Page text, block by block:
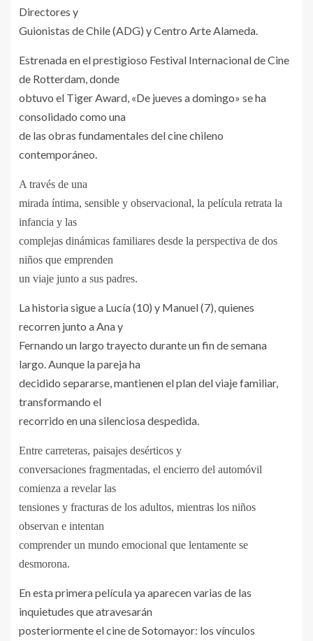
Directores y
Guionistas de Chile (ADG) y Centro Arte Alameda.
Estrenada en el prestigioso Festival Internacional de Cine
de Rotterdam, donde
obtuvo el Tiger Award, «De jueves a domingo» se ha
consolidado como una
de las obras fundamentales del cine chileno
contemporáneo.
A través de una
mirada íntima, sensible y observacional, la película retrata la
infancia y las
complejas dinámicas familiares desde la perspectiva de dos
niños que emprenden
un viaje junto a sus padres.
La historia sigue a Lucía (10) y Manuel (7), quienes
recorren junto a Ana y
Fernando un largo trayecto durante un fin de semana
largo. Aunque la pareja ha
decidido separarse, mantienen el plan del viaje familiar,
transformando el
recorrido en una silenciosa despedida.
Entre carreteras, paisajes desérticos y
conversaciones fragmentadas, el encierro del automóvil
comienza a revelar las
tensiones y fracturas de los adultos, mientras los niños
observan e intentan
comprender un mundo emocional que lentamente se
desmorona.
En esta primera película ya aparecen varias de las
inquietudes que atravesarán
posteriormente el cine de Sotomayor: los vínculos